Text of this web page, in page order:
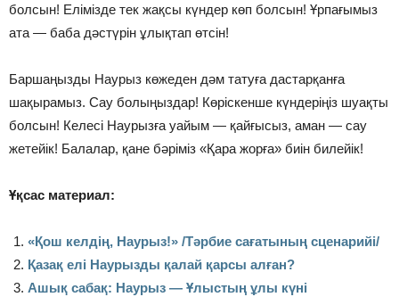
болсын! Елімізде тек жақсы күндер көп болсын! Ұрпағымыз
ата — баба дәстүрін ұлықтап өтсін!
Баршаңызды Наурыз көжеден дәм татуға дастарқанға
шақырамыз. Сау болыңыздар! Көріскенше күндеріңіз шуақты
болсын! Келесі Наурызға уайым — қайғысыз, аман — сау
жетейік! Балалар, қане бәріміз «Қара жорға» биін билейік!
Ұқсас материал:
«Қош келдің, Наурыз!» /Тәрбие сағатының сценарийі/
Қазақ елі Наурызды қалай қарсы алған?
Ашық сабақ: Наурыз — Ұлыстың ұлы күні